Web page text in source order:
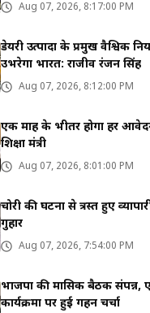
Aug 07, 2026, 8:17:00 PM
डेयरी उत्पादों के प्रमुख वैश्विक
उभरेगा भारत: राजीव रंजन सिंह
Aug 07, 2026, 8:12:00 PM
एक माह के भीतर होगा हर
शिक्षा मंत्री
Aug 07, 2026, 8:01:00 PM
चोरी की घटना से त्रस्त हुए
गुहार
Aug 07, 2026, 7:54:00 PM
भाजपा की मासिक बैठक
कार्यक्रमों पर हुई गहन चर्चा